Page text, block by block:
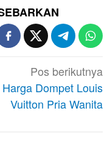
Pos berikutnya
Harga Dompet Louis
Vuitton Pria Wanita